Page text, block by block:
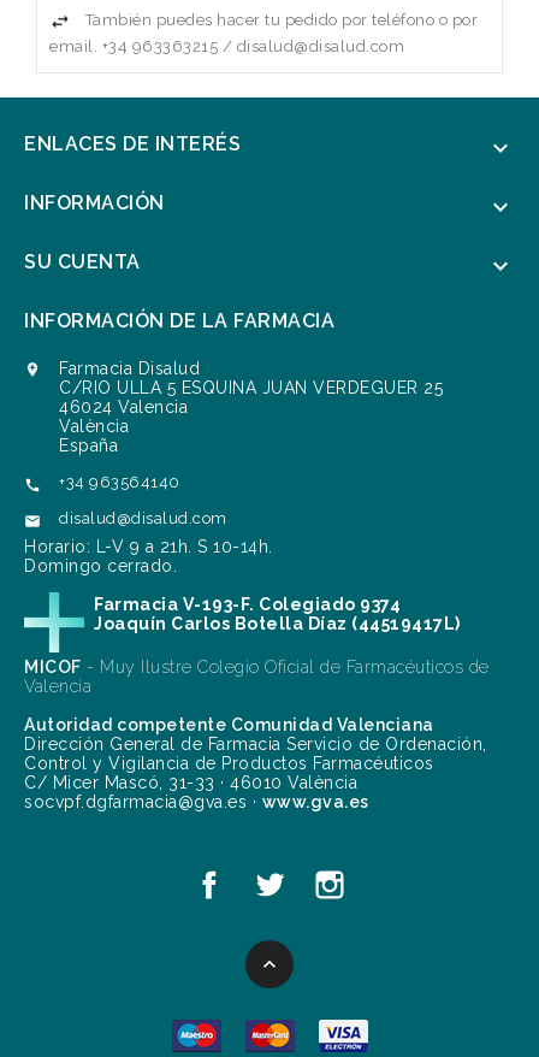
También puedes hacer tu pedido por teléfono o por
email. +34 963363215 / disalud@disalud.com
ENLACES DE INTERÉS 
INFORMACIÓN 
SU CUENTA 
INFORMACIÓN DE LA FARMACIA

Farmacia Disalud
C/RIO ULLA 5 ESQUINA JUAN VERDEGUER 25
46024 Valencia
València
España
 +34 963564140
 disalud@disalud.com
Horario: L-V 9 a 21h. S 10-14h.
Domingo cerrado.
Farmacia V-193-F. Colegiado 9374
Joaquín Carlos Botella Díaz (44519417L)
MICOF - Muy Ilustre Colegio Oficial de Farmacéuticos de
Valencia
Autoridad competente Comunidad Valenciana
Dirección General de Farmacia Servicio de Ordenación,
Control y Vigilancia de Productos Farmacéuticos
C/ Micer Mascó, 31-33 · 46010 València
socvpf.dgfarmacia@gva.es · www.gva.es
